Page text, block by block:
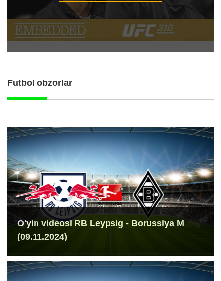
Futbol obzorlar
O'yin videosi RB Leypsig - Borussiya M
(09.11.2024)